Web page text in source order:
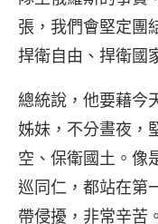
張，我們會堅定團
捍衛自由、捍衛國
總統說，他要藉今
姊妹，不分晝夜，
空、保衛國土。像
巡同仁，都站在第
帶侵擾，非常辛苦。